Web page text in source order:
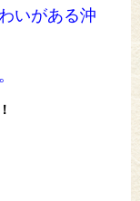
いがある沖